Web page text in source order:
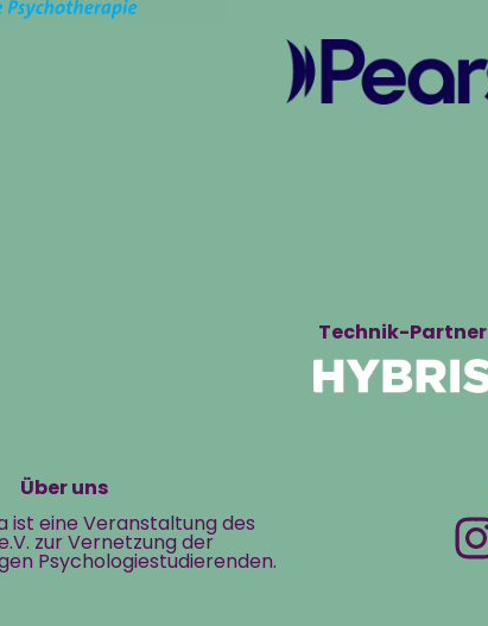
Technik-Partner
Über uns
ist eine Veranstaltung des
zur Vernetzung der
Psychologiestudierenden.